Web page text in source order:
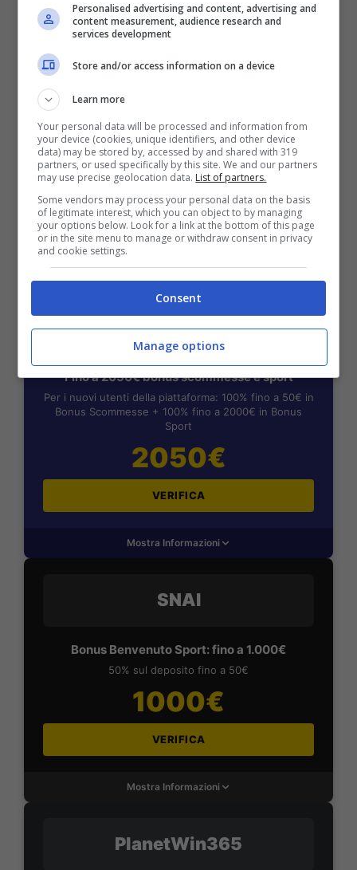
Fino a 2050€ sport e casino
Per i nuovi registrati: 100% fino a 2.000€ in Bonus
Scommesse + 50% del primo deposito fino a 50€
2050€
VERIFICA
Mostra Informazioni
Fino a 2050€ bonus scommesse e sport
Per i nuovi utenti della piattaforma: 100% fino a 50€ in
Bonus Scommesse + 100% fino a 2000€ in Bonus
Sport
2050€
VERIFICA
Mostra Informazioni
SNAI
Bonus Benvenuto Sport: fino a 1.000€
50% sul deposito fino a 50€
1000€
VERIFICA
Mostra Informazioni
PlanetWin365
Personalised advertising and content, advertising and
content measurement, audience research and
services development
Store and/or access information on a device
Learn more
Your personal data will be processed and information from
your device (cookies, unique identifiers, and other device
data) may be stored by, accessed by and shared with 319
partners, or used specifically by this site. We and our partners
may use precise geolocation data. List of partners.
Some vendors may process your personal data on the basis
of legitimate interest, which you can object to by managing
your options below. Look for a link at the bottom of this page
or in the site menu to manage or withdraw consent in privacy
and cookie settings.
Consent
Manage options